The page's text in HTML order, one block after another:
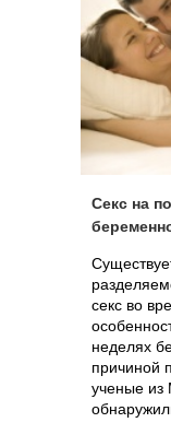
Секс на
секс во
неделях
причиной
ученые из